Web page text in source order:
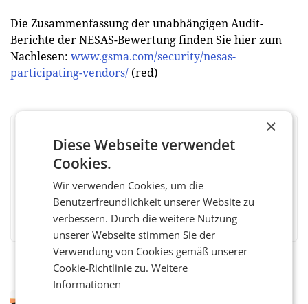
Die Zusammenfassung der unabhängigen Audit-
Berichte der NESAS-Bewertung finden Sie hier zum
Nachlesen: www.gsma.com/security/nesas-
participating-vendors/ (red)
BEWERTEN SIE DIESEN ARTIKEL
FacebookTwitter MessengerWhatsAppLinkedInXING Teilen
×
Diese Webseite verwendet
Cookies.
Wir verwenden Cookies, um die
Benutzerfreundlichkeit unserer Website zu
verbessern. Durch die weitere Nutzung
unserer Webseite stimmen Sie der
Verwendung von Cookies gemäß unserer
Cookie-Richtlinie zu.Weitere
Informationen